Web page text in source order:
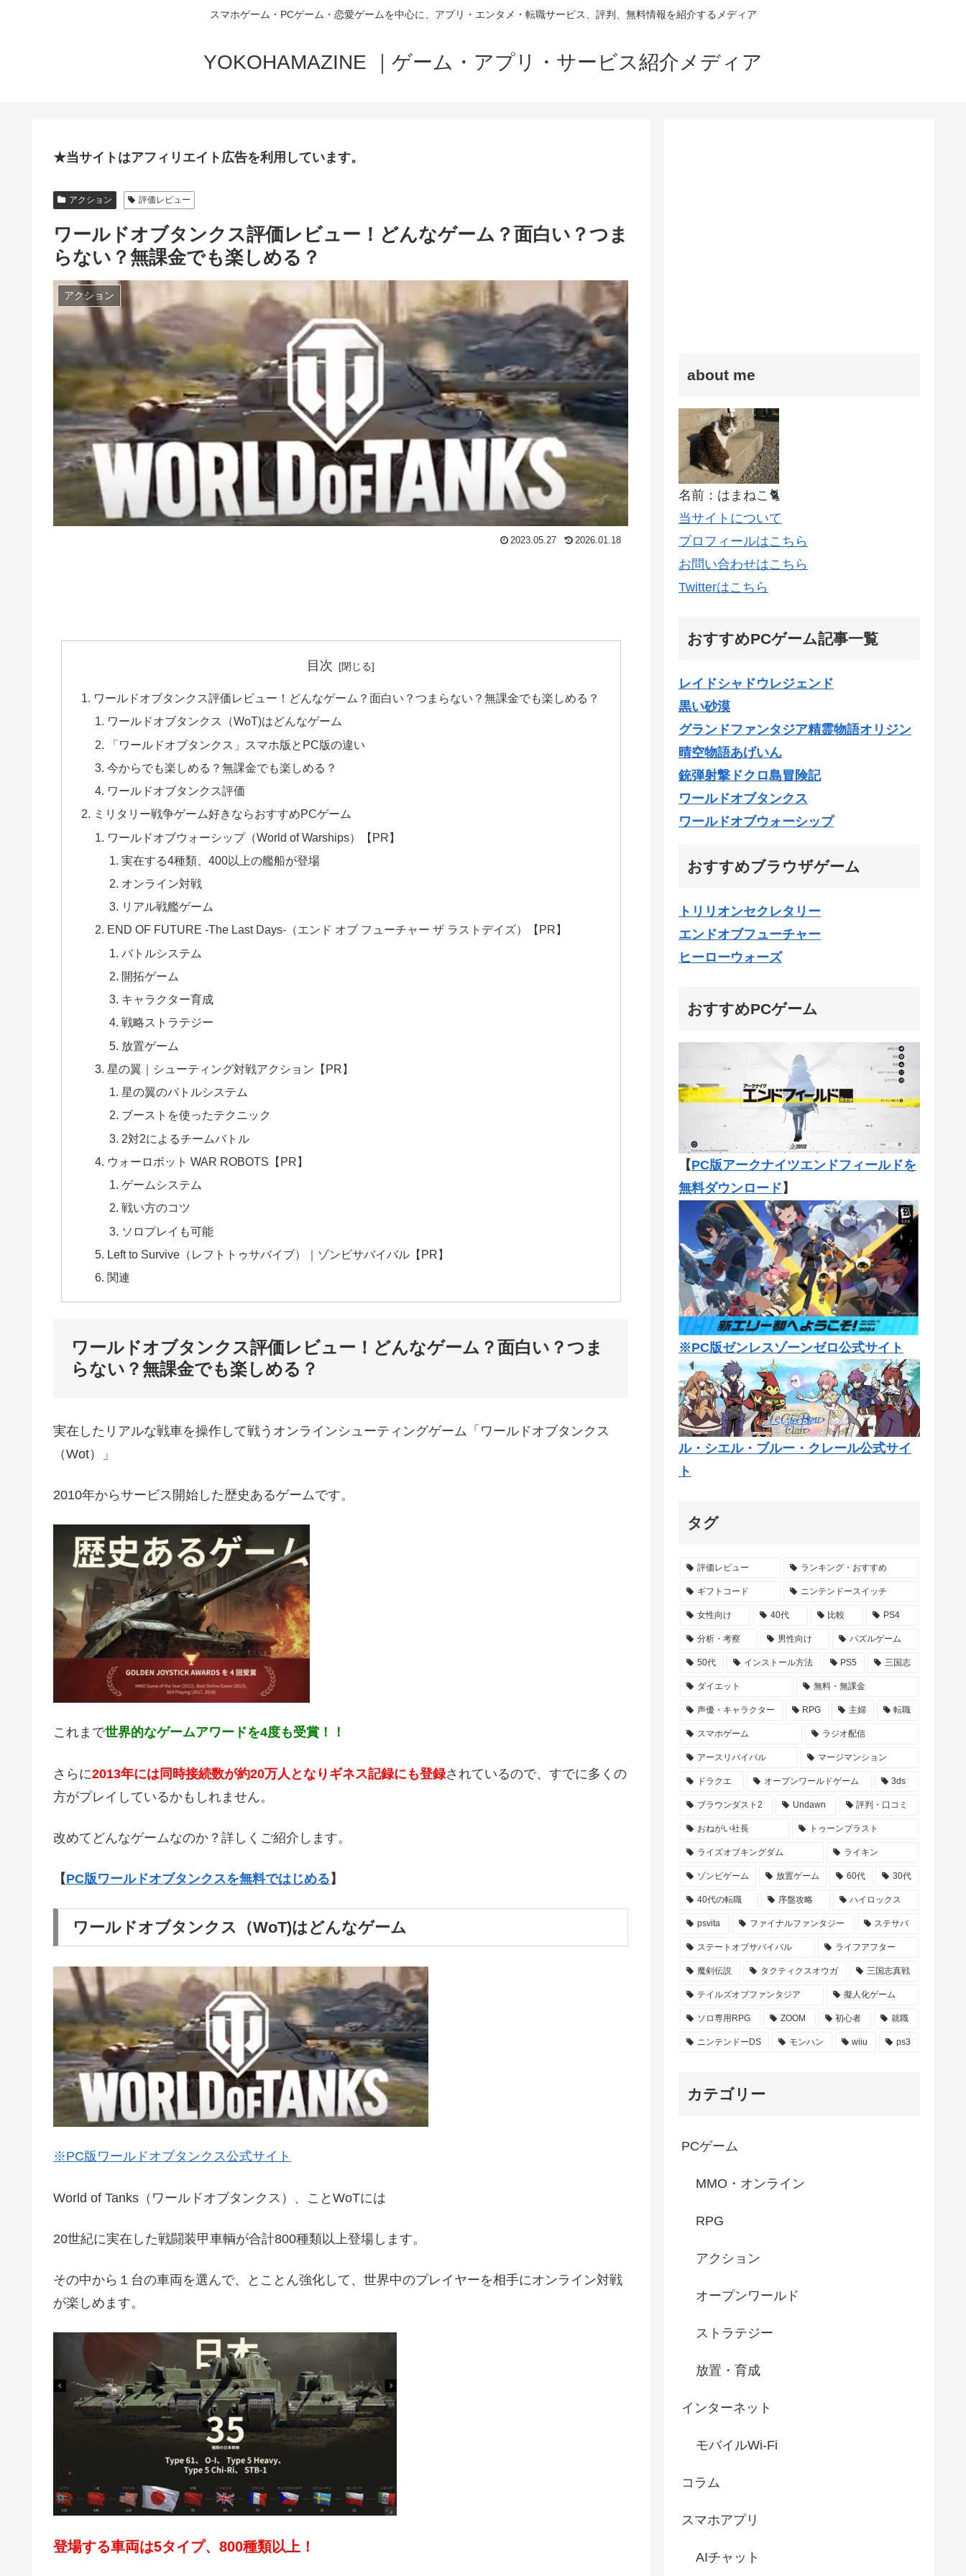
スマホゲーム・PCゲーム・恋愛ゲームを中心に、アプリ・エンタメ・転職サービス、評判、無料情報を紹介するメディア
YOKOHAMAZINE ｜ゲーム・アプリ・サービス紹介メディア
★当サイトはアフィリエイト広告を利用しています。
アクション 評価レビュー
ワールドオブタンクス評価レビュー！どんなゲーム？面白い？つま
らない？無課金でも楽しめる？
アクション
2023.05.27 2026.01.18
目次
ワールドオブタンクス評価レビュー！どんなゲーム？面白い？つまらない？無課金でも楽しめる？
ワールドオブタンクス（WoT)はどんなゲーム
「ワールドオブタンクス」スマホ版とPC版の違い
今からでも楽しめる？無課金でも楽しめる？
ワールドオブタンクス評価
ミリタリー戦争ゲーム好きならおすすめPCゲーム
ワールドオブウォーシップ（World of Warships）【PR】
実在する4種類、400以上の艦船が登場
オンライン対戦
リアル戦艦ゲーム
END OF FUTURE -The Last Days-（エンド オブ フューチャー ザ ラストデイズ）【PR】
バトルシステム
開拓ゲーム
キャラクター育成
戦略ストラテジー
放置ゲーム
星の翼｜シューティング対戦アクション【PR】
星の翼のバトルシステム
ブーストを使ったテクニック
2対2によるチームバトル
ウォーロボット WAR ROBOTS【PR】
ゲームシステム
戦い方のコツ
ソロプレイも可能
Left to Survive（レフトトゥサバイブ）｜ゾンビサバイバル【PR】
関連
ワールドオブタンクス評価レビュー！どんなゲーム？面白い？つま
らない？無課金でも楽しめる？
実在したリアルな戦車を操作して戦うオンラインシューティングゲーム「ワールドオブタンクス
（Wot）」
2010年からサービス開始した歴史あるゲームです。
これまで世界的なゲームアワードを4度も受賞！！
さらに2013年には同時接続数が約20万人となりギネス記録にも登録されているので、すでに多くの
方がプレイしているかもしれません。
改めてどんなゲームなのか？詳しくご紹介します。
【PC版ワールドオブタンクスを無料ではじめる 】
ワールドオブタンクス（WoT)はどんなゲーム
※PC版ワールドオブタンクス公式サイト
World of Tanks（ワールドオブタンクス）、ことWoTには
20世紀に実在した戦闘装甲車輌が合計800種類以上登場します。
その中から１台の車両を選んで、とことん強化して、世界中のプレイヤーを相手にオンライン対戦
が楽しめます。
登場する車両は5タイプ、800種類以上！
about me
名前：はまねこ🐈
当サイトについて
プロフィールはこちら
お問い合わせはこちら
Twitterはこちら
おすすめPCゲーム記事一覧
レイドシャドウレジェンド
黒い砂漠
グランドファンタジア精霊物語オリジン
晴空物語あげいん
銃弾射撃ドクロ島冒険記
ワールドオブタンクス
ワールドオブウォーシップ
おすすめブラウザゲーム
トリリオンセクレタリー
エンドオブフューチャー
ヒーローウォーズ
おすすめPCゲーム
【PC版アークナイツエンドフィールドを
無料ダウンロード 】
※PC版ゼンレスゾーンゼロ公式サイト
ル・シエル・ブルー・クレール公式サイ
ト
タグ
評価レビュー ランキング・おすすめ
ギフトコード ニンテンドースイッチ
女性向け 40代 比較 PS4
分析・考察 男性向け パズルゲーム
50代 インストール方法 PS5 三国志
ダイエット 無料・無課金
声優・キャラクター RPG 主婦 転職
スマホゲーム ラジオ配信
アースリバイバル マージマンション
ドラクエ オープンワールドゲーム 3ds
ブラウンダスト2 Undawn 評判・口コミ
おねがい社長 トゥーンブラスト
ライズオブキングダム ライキン
ゾンビゲーム 放置ゲーム 60代 30代
40代の転職 序盤攻略 ハイロックス
psvita ファイナルファンタジー ステサバ
ステートオブサバイバル ライフアフター
魔剣伝説 タクティクスオウガ 三国志真戦
テイルズオブファンタジア 擬人化ゲーム
ソロ専用RPG ZOOM 初心者 就職
ニンテンドーDS モンハン wiiu ps3
カテゴリー
PCゲーム
MMO・オンライン
RPG
アクション
オープンワールド
ストラテジー
放置・育成
インターネット
モバイルWi-Fi
コラム
スマホアプリ
AIチャット